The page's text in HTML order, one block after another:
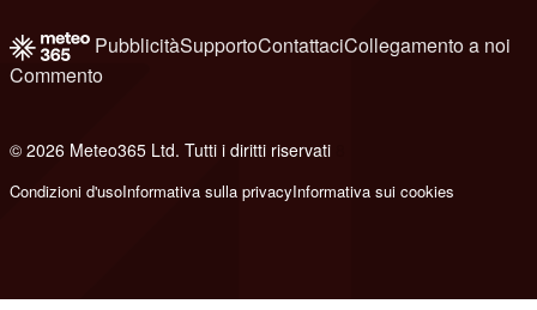
PubblicitàSupportoContattaciCollegamento a noi
Commento
© 2026 Meteo365 Ltd. Tutti i diritti riservati
Condizioni d'usoInformativa sulla privacyInformativa sui cookies